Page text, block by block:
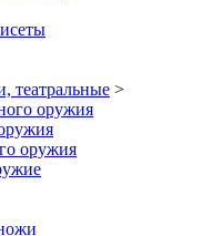
театральные >
оружия
оружия